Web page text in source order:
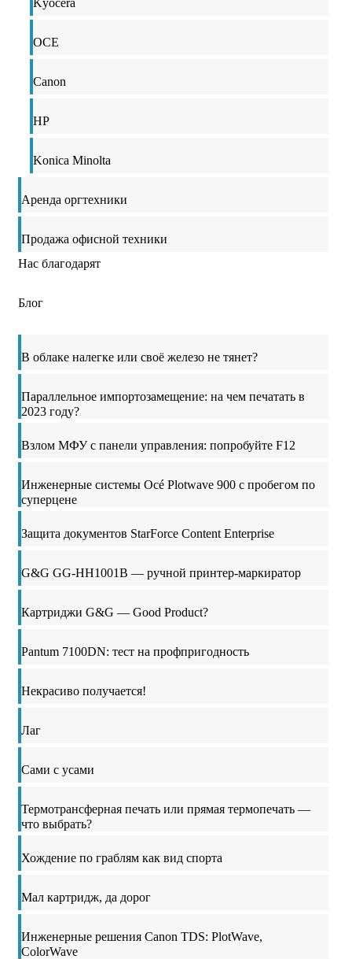
Kyocera
OCE
Canon
HP
Konica Minolta
Аренда оргтехники
Продажа офисной техники
Нас благодарят
Блог
В облаке налегке или своё железо не тянет?
Параллельное импортозамещение: на чем печатать в
2023 году?
Взлом МФУ с панели управления: попробуйте F12
Инженерные системы Océ Plotwave 900 с пробегом по
суперцене
Защита документов StarForce Content Enterprise
G&G GG-HH1001B — ручной принтер-маркиратор
Картриджи G&G — Good Product?
Pantum 7100DN: тест на профпригодность
Некрасиво получается!
Лаг
Сами с усами
Термотрансферная печать или прямая термопечать —
что выбрать?
Хождение по граблям как вид спорта
Мал картридж, да дорог
Инженерные решения Canon TDS: PlotWave,
ColorWave